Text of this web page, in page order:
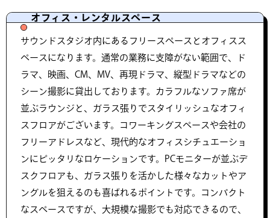
オフィス・レンタルスペース
サウンドスタジオ内にあるフリースペースとオフィスス
ペースになります。通常の業務に支障がない範囲で、ド
ラマ、映画、CM、MV、再現ドラマ、縦型ドラマなどの
シーン撮影に貸出しております。カラフルなソファ席が
並ぶラウンジと、ガラス張りでスタイリッシュなオフィ
スフロアがございます。コワーキングスペースや会社の
フリーアドレスなど、現代的なオフィスシチュエーショ
ンにピッタリなロケーションです。PCモニターが並ぶデ
スクフロアも、ガラス張りを活かした様々なカットやア
ングルを狙えるのも喜ばれるポイントです。コンパクト
なスペースですが、大規模な撮影でも対応できるので、